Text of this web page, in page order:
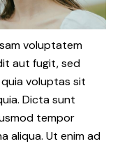
voluptatem
aut fugit, sed
voluptas sit
Dicta sunt
tempor
aliqua. Ut enim ad